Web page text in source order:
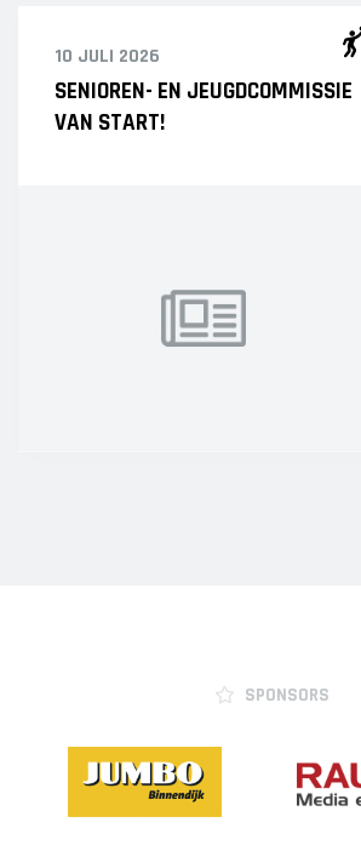
10 JULI 2026
SENIOREN- EN JEUGDCOMMISSIE
VAN START!
SPONSORS